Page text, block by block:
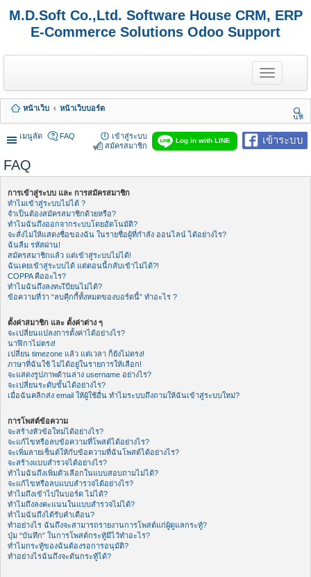
M.D.Soft Co.,Ltd. Software House CRM, ERP
E-Commerce Solutions Odoo Support
T
o
g
e
n
a
g
หน้าเว็บ
หน้าเว็บบอร์ด
นห
า
เมนูลัด
เข้าระบบ
Log in with LINE
FAQ
เข้าสู่ระบบ
สมัครสมาชิก
FAQ
การเข้าสู่ระบบ และ การสมัครสมาชิก
ทำไมเข้าสู่ระบบไม่ได้ ?
จำเป็นต้องสมัครสมาชิกด้วยหรือ?
ทำไมฉันถึงออกจากระบบโดยอัตโนมัติ?
จะสั่งไม่ให้แสดงชื่อของฉัน ในรายชื่อผู้ที่กำลัง ออนไลน์ ได้อย่างไร?
ฉันลืม รหัสผ่าน!
สมัครสมาชิกแล้ว แต่เข้าสู่ระบบไม่ได้!
ฉันเคยเข้าสู่ระบบได้ แต่ตอนนี้กลับเข้าไม่ได้?!
COPPA คืออะไร?
ทำไมฉันถึงลงทะเีบียนไม่ได้?
ข้อความที่ว่า “ลบคุีกกี้ทั้งหมดของบอร์ดนี้” ทำอะไร ?
ตั้งค่าสมาชิก และ ตั้งค่าต่าง ๆ
จะเปลี่ยนแปลงการตั้งค่าได้อย่างไร?
นาฬิกาไม่ตรง!
เปลี่ยน timezone แล้ว แต่เวลา ก็ยังไม่ตรง!
ภาษาที่ฉันใช้ ไม่ได้อยู่ในรายการให้เลือก!
จะแสดงรูปภาพด้านล่าง username อย่างไร?
จะเปลี่ยนระดับขั้นได้อย่างไร?
เมื่อฉันคลิกส่ง email ให้ผู้ใช้อื่น ทำไมระบบถึงถามให้ฉันเข้าสู่ระบบใหม่?
การโพสต์ข้อความ
จะสร้างหัวข้อใหม่ได้อย่างไร?
จะแก้ไขหรือลบข้อความที่โพสต์ได้อย่างไร?
จะเพิ่มลายเซ็นต์ให้กับข้อความที่ฉันโพสต์ได้อย่างไร?
จะสร้างแบบสำรวจได้อย่างไร?
ทำไมฉันถึงเพิ่มตัวเลือกในแบบสอบถามไม่ได้?
จะแก้ไขหรือลบแบบสำรวจได้อย่างไร?
ทำไมถึงเข้าไปในบอร์ด ไม่ได้?
ทำไมถึงลงคะแนนในแบบสำรวจไม่ได้?
ทำไมฉันถึงได้รับคำเตือน?
ทำอย่างไร ฉันถึงจะสามารถรายงานการโพสต์แก่ผู้ดูแลกระทู้?
ปุ่ม “บันทึก” ในการโพสต์กระทู้มีไว้ทำอะไร?
ทำไมกระทู้ของฉันต้องรอการอนุมัติ?
ทำอย่างไรฉันถึงจะดันกระทู้ได้?